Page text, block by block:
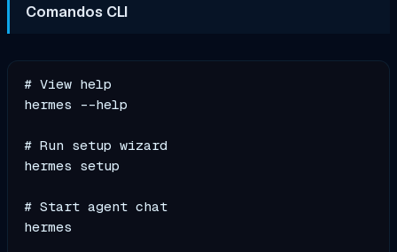
Comandos CLI
# View help
hermes --help
# Run setup wizard
hermes setup
# Start agent chat
hermes